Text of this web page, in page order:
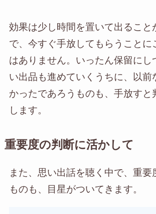
効果は少し時間を置いて出ること
で、今すぐ手放してもらうことに
はありません。いったん保留にし
い出品も進めていくうちに、以前
かったであろうものも、手放すと
します。
重要度の判断に活かして
また、思い出話を聴く中で、重要
ものも、目星がついてきます。